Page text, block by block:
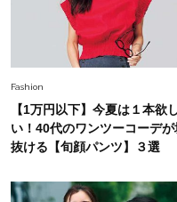
スタイリ
やぐ【甘め
Fashion
【1万円以下】今夏は１本欲
い！40代のワンツーコーデが
抜ける【旬顔パンツ】３選